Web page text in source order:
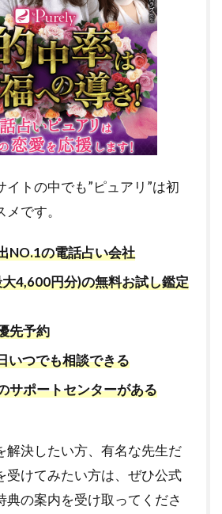
イトの中でも”ピュアリ”は初
です。
NO.1の電話占い会社
4,600円分)の無料お試し鑑定
先予約
つでも相談できる
サポートセンターがある
解決したい方、有名な先生だ
受けてみたい方は、ぜひ公式
典の案内を受け取ってくださ